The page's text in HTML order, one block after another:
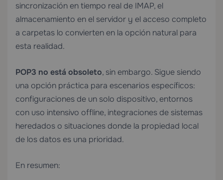
sincronización en tiempo real de IMAP, el
almacenamiento en el servidor y el acceso completo
a carpetas lo convierten en la opción natural para
esta realidad.
POP3 no está obsoleto, sin embargo. Sigue siendo
una opción práctica para escenarios específicos:
configuraciones de un solo dispositivo, entornos
con uso intensivo offline, integraciones de sistemas
heredados o situaciones donde la propiedad local
de los datos es una prioridad.
En resumen: